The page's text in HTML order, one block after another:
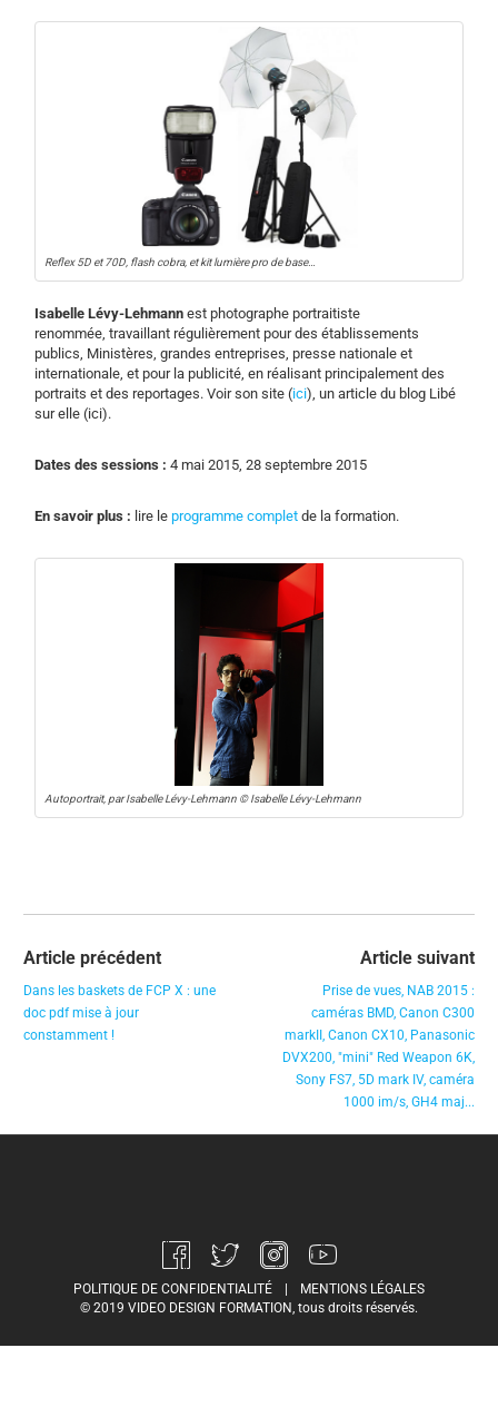
Reflex 5D et 70D, flash cobra, et kit lumière pro de base…
Isabelle Lévy-Lehmannest photographe portraitiste
renommée, travaillant régulièrement pour des établissements
publics, Ministères, grandes entreprises, presse nationale et
internationale, et pour la publicité, en réalisant principalement des
portraits et des reportages. Voir son site (ici), un article du blog Libé
sur elle (ici).
Dates des sessions : 4 mai 2015, 28 septembre 2015
En savoir plus : lire leprogramme complet de la formation.
Autoportrait, par Isabelle Lévy-Lehmann © Isabelle Lévy-Lehmann
Article précédent
Dans les baskets de FCP X : une
doc pdf mise à jour
constamment !
Article suivant
Prise de vues, NAB 2015 :
caméras BMD, Canon C300
markII, Canon CX10, Panasonic
DVX200, "mini" Red Weapon 6K,
Sony FS7, 5D mark IV, caméra
1000 im/s, GH4 maj...
POLITIQUE DE CONFIDENTIALITÉ |
MENTIONS LÉGALES
© 2019 VIDEO DESIGN FORMATION, tous droits réservés.